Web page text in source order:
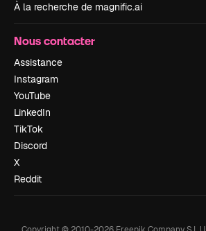
À la recherche de magnific.ai
Nous contacter
Assistance
Instagram
YouTube
LinkedIn
TikTok
Discord
X
Reddit